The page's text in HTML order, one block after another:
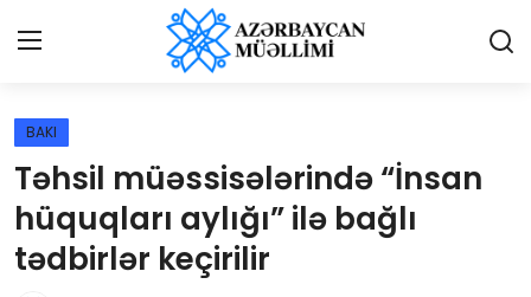
Qəzetə elan ver
Əlaqə
BAKI
Təhsil müəssisələrində “İnsan
hüquqları aylığı” ilə bağlı
tədbirlər keçirilir